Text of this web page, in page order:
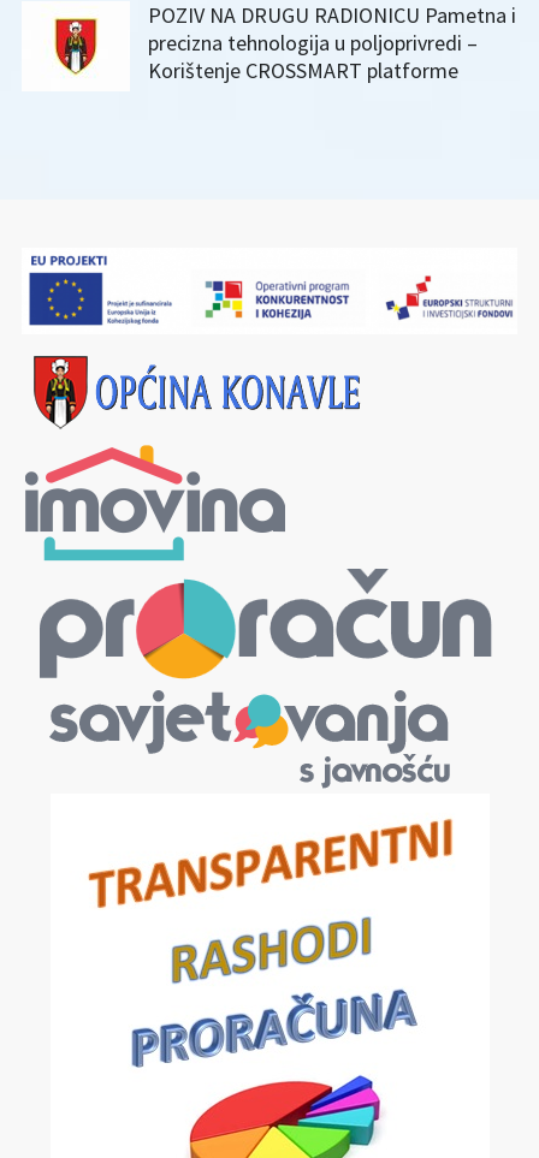
POZIV NA DRUGU RADIONICU Pametna i
precizna tehnologija u poljoprivredi –
Korištenje CROSSMART platforme